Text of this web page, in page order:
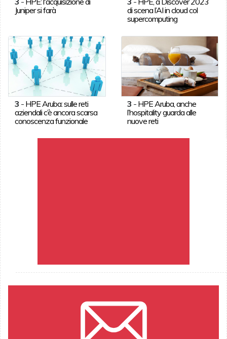
Juniper si farà
di scena l’AI in cloud col
supercomputing
3 - HPE Aruba: sulle reti
aziendali c’è ancora scarsa
conoscenza funzionale
3 - HPE Aruba, anche
l’hospitality guarda alle
nuove reti